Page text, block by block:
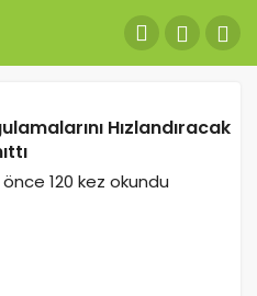
Hızlandıracak
önce 120 kez okundu